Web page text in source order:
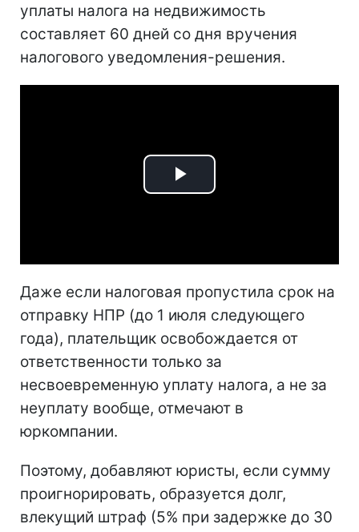
уплаты налога на недвижимость
составляет 60 дней со дня вручения
налогового уведомления-решения.
Play
Даже если налоговая пропустила срок на
отправку НПР (до 1 июля следующего
года), плательщик освобождается от
ответственности только за
несвоевременную уплату налога, а не за
неуплату вообще, отмечают в
юркомпании.
Поэтому, добавляют юристы, если сумму
проигнорировать, образуется долг,
влекущий штраф (5% при задержке до 30